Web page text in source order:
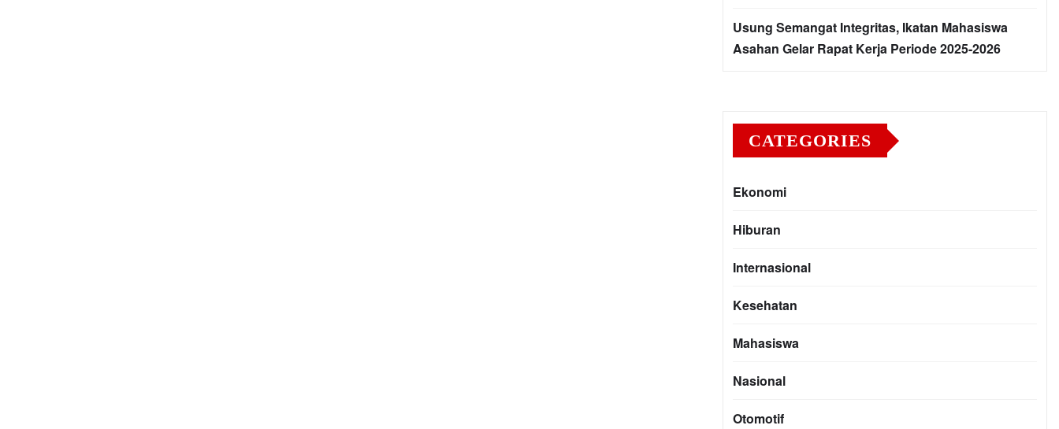
Usung Semangat Integritas, Ikatan Mahasiswa
Asahan Gelar Rapat Kerja Periode 2025-2026
CATEGORIES
Ekonomi
Hiburan
Internasional
Kesehatan
Mahasiswa
Nasional
Otomotif